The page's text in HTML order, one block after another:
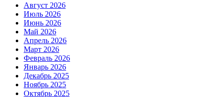
Август 2026
Июль 2026
Июнь 2026
Май 2026
Апрель 2026
Март 2026
Февраль 2026
Январь 2026
Декабрь 2025
Ноябрь 2025
Октябрь 2025